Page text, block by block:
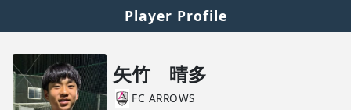
Player Profile
矢竹 晴多
FC ARROWS